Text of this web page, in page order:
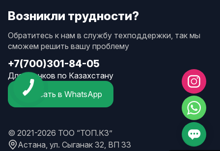
Возникли трудности?
Обратитесь к нам в службу техподдержки, так мы
сможем решить вашу проблему
+7(700)301-84-05
Для звонков по Казахстану
Написать в WhatsApp
© 2021-2026 ТОО “ТОП.КЗ”
Астана, ул. Сыганак 32, ВП 33